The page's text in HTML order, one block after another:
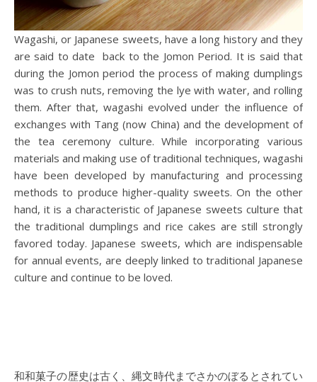
Wagashi, or Japanese sweets, have a long history and they
are said to date back to the Jomon Period. It is said that
during the Jomon period the process of making dumplings
was to crush nuts, removing the lye with water, and rolling
them. After that, wagashi evolved under the influence of
exchanges with Tang (now China) and the development of
the tea ceremony culture. While incorporating various
materials and making use of traditional techniques, wagashi
have been developed by manufacturing and processing
methods to produce higher-quality sweets. On the other
hand, it is a characteristic of Japanese sweets culture that
the traditional dumplings and rice cakes are still strongly
favored today. Japanese sweets, which are indispensable
for annual events, are deeply linked to traditional Japanese
culture and continue to be loved.
和和菓子の歴史は古く、縄文時代までさかのぼるとされてい